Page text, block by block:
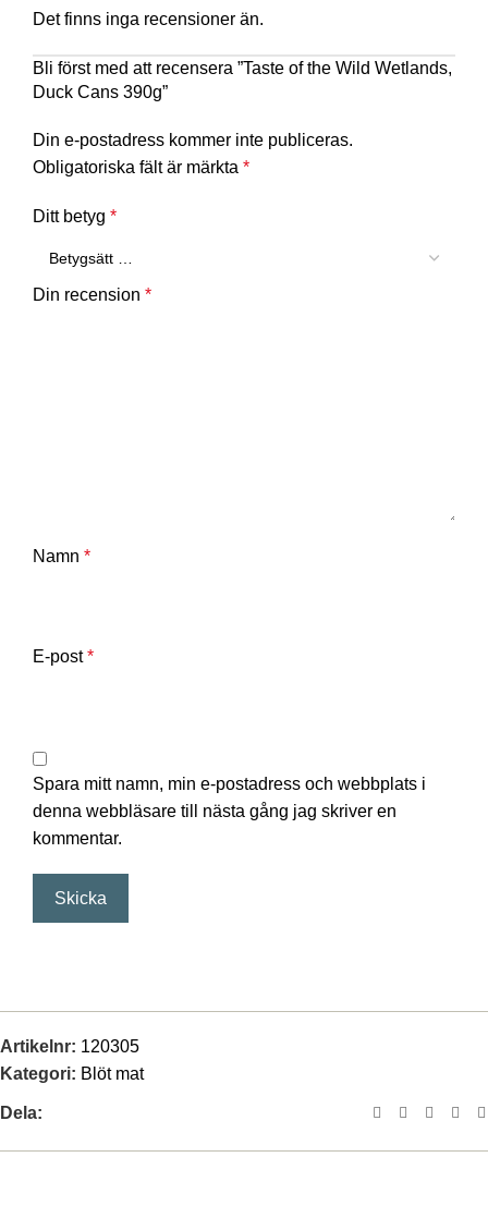
Det finns inga recensioner än.
Bli först med att recensera ”Taste of the Wild Wetlands,
Duck Cans 390g”
Din e-postadress kommer inte publiceras.
Obligatoriska fält är märkta *
Ditt betyg *
Din recension *
Namn *
E-post*
Spara mitt namn, min e-postadress och webbplats i
denna webbläsare till nästa gång jag skriver en
kommentar.
Artikelnr: 120305
Kategori: Blöt mat
Dela: